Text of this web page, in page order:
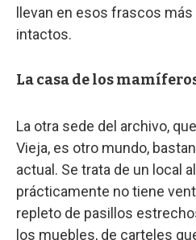
llevan en esos frascos más
intactos.
La casa de los
La otra sede del archivo,
Vieja, es otro mundo,
actual. Se trata de un local
prácticamente no tiene
repleto de pasillos
los muebles, de carteles